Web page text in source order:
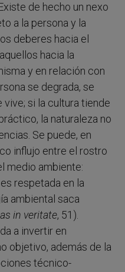
de hecho un nexo
a la persona y la
deberes hacia el
hacia la
y en relación con
se degrada, se
vive; si la cultura tiende
la naturaleza no
Se puede, en
influjo entre el rostro
medio ambiente:
respetada en la
ambiental saca
in veritate, 51).
a invertir en
objetivo, además de la
técnico-